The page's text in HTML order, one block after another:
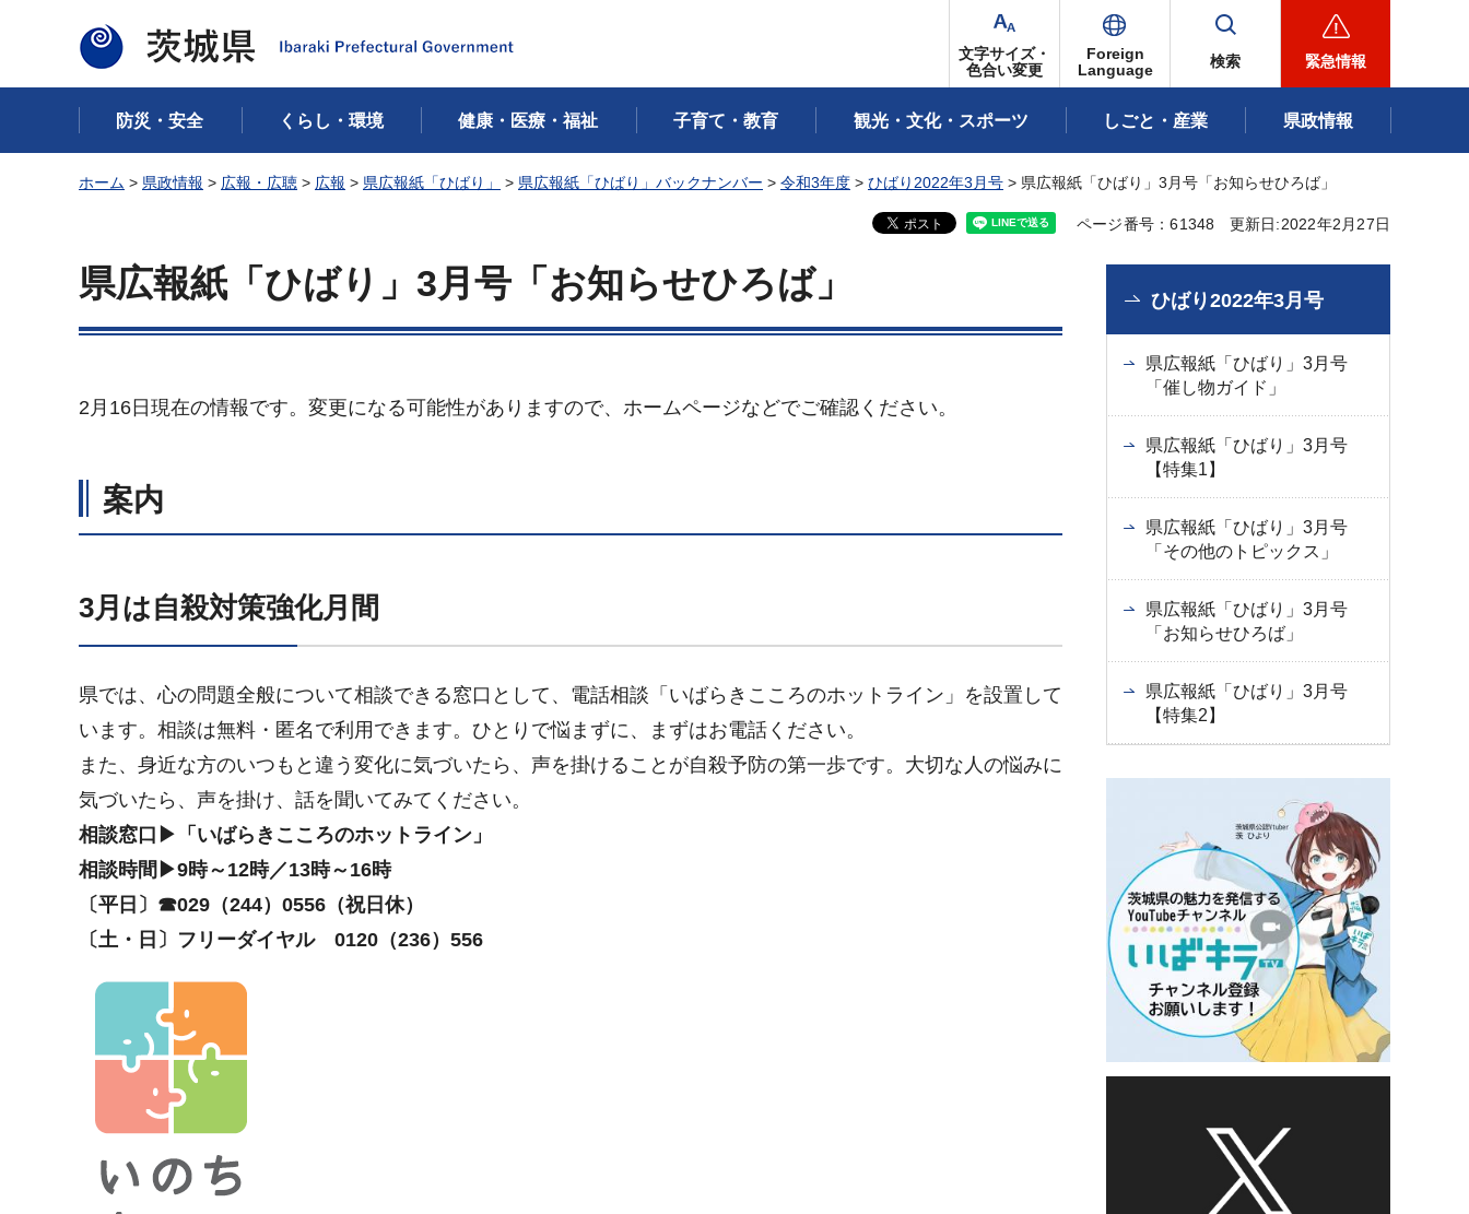
茨城県
文字サイズ・
色合い変更
Foreign
Language
検索 緊急情報
防災・安全 くらし・環境 健康・医療・福祉 子育て・教育 観光・文化・スポーツ しごと・産業 県政情報
ホーム > 県政情報 > 広報・広聴 > 広報 > 県広報紙「ひばり」 > 県広報紙「ひばり」バックナンバー > 令和3年度 > ひばり2022年3月号 > 県広報紙「ひばり」3月号「お知らせひろば」
ページ番号：61348 更新日:2022年2月27日
県広報紙「ひばり」3月号「お知らせひろば」
2月16日現在の情報です。変更になる可能性がありますので、ホームページなどでご確認ください。
案内
3月は自殺対策強化月間
県では、心の問題全般について相談できる窓口として、電話相談「いばらきこころのホットライン」を設置して
います。相談は無料・匿名で利用できます。ひとりで悩まずに、まずはお電話ください。
また、身近な方のいつもと違う変化に気づいたら、声を掛けることが自殺予防の第一歩です。大切な人の悩みに
気づいたら、声を掛け、話を聞いてみてください。
相談窓口▶「いばらきこころのホットライン」
相談時間▶9時～12時／13時～16時
〔平日〕☎029（244）0556（祝日休）
〔土・日〕フリーダイヤル 0120（236）556
ひばり2022年3月号
県広報紙「ひばり」3月号
「催し物ガイド」
県広報紙「ひばり」3月号
【特集1】
県広報紙「ひばり」3月号
「その他のトピックス」
県広報紙「ひばり」3月号
「お知らせひろば」
県広報紙「ひばり」3月号
【特集2】